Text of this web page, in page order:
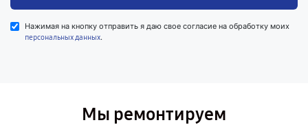
Нажимая на кнопку отправить я даю свое согласие на обработку моих
персональных данных.
Мы ремонтируем